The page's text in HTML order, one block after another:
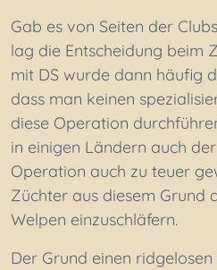
Gab es von Seiten der
lag die Entscheidung beim
mit DS wurde dann häufig
dass man keinen
diese Operation
in einigen Ländern auch
Operation auch zu teuer
Züchter aus diesem Grund
Welpen einzuschläfern.
Der Grund einen